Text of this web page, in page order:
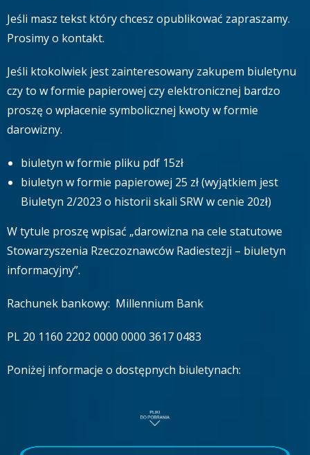
Jeśli masz tekst który chcesz opublikować zapraszamy.
Prosimy o kontakt.
Jeśli ktokolwiek jest zainteresowany zakupem biuletynu
czy to w formie papierowej czy elektronicznej bardzo
proszę o wpłacenie symbolicznej kwoty w formie
darowizny.
biuletyn w formie pliku pdf 15zł
biuletyn w formie papierowej 25 zł (wyjątkiem jest
Biuletyn 2/2023 o historii skali SRW w cenie 20zł)
W tytule proszę wpisać „darowizna na cele statutowe
Stowarzyszenia Rzeczoznawców Radiestezji – biuletyn
informacyjny”.
Rachunek bankowy: Millennium Bank
PL 20 1160 2202 0000 0000 3617 0483
Poniżej informacje o dostępnych biuletynach: